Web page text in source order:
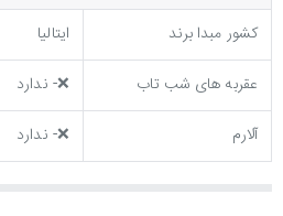
کشور مبدا برند
ایتالیا
عقربه های شب تاب
❌- ندارد
آلارم
❌- ندارد